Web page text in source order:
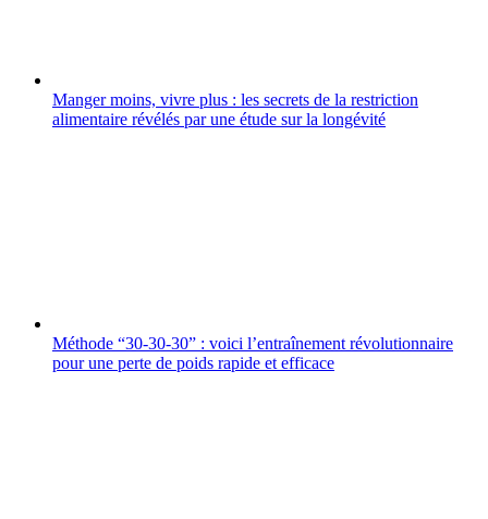
Manger moins, vivre plus : les secrets de la restriction
alimentaire révélés par une étude sur la longévité
Méthode “30-30-30” : voici l’entraînement révolutionnaire
pour une perte de poids rapide et efficace